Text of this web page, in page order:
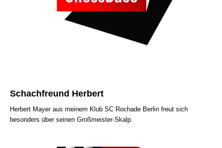
Schachfreund Herbert
Herbert Mayer aus meinem Klub SC Rochade Berlin freut sich
besonders über seinen Großmeister-Skalp.